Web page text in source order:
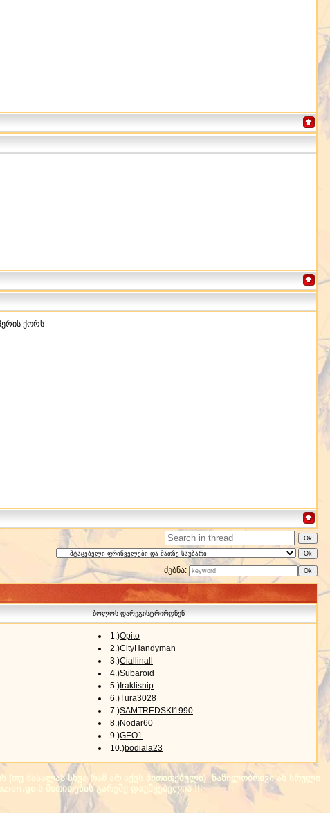
ქორს
ძებნა:
ბოლოს დარეგისტრირდნენ
1.)Opito
2.)CityHandyman
3.)Ciallinall
4.)Subaroid
5.)Iraklisnip
6.)Tura3028
7.)SAMTREDSKI1990
8.)Nodar60
9.)GEO1
10.)bodiala23
(თუ მასალას სხვა რამ არ აქვს მითითებული) ნაწილობრივი ან სრული
ს მითითების გარეშე დაუშვებელია!!!